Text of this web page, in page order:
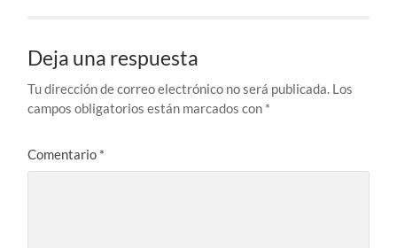
Deja una respuesta
Tu dirección de correo electrónico no será publicada. Los
campos obligatorios están marcados con *
Comentario *